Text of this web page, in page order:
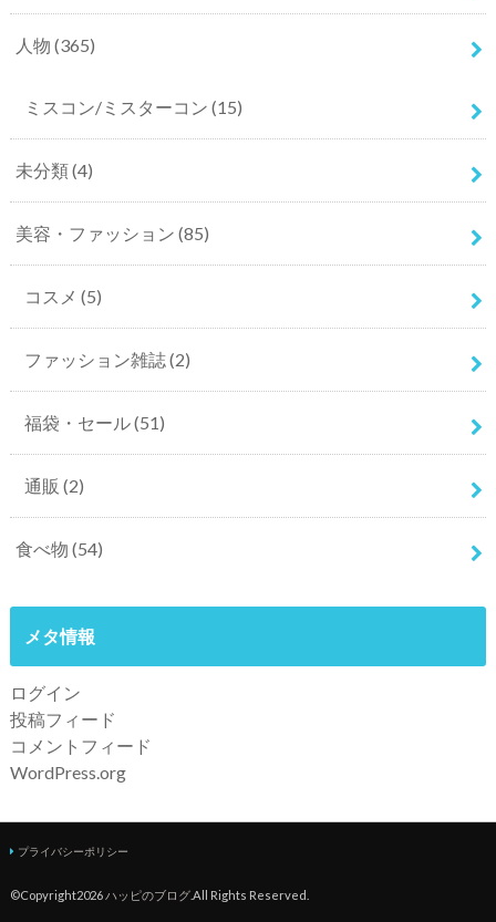
人物 (365)
ミスコン/ミスターコン (15)
未分類(4)
美容・ファッション (85)
コスメ (5)
ファッション雑誌(2)
福袋・セール(51)
通販 (2)
食べ物 (54)
メタ情報
ログイン
投稿フィード
コメントフィード
WordPress.org
プライバシーポリシー
©Copyright2026 ハッピのブログ.All Rights Reserved.